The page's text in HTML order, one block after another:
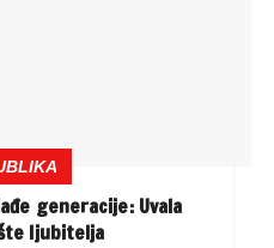
generacije: Uvala
ljubitelja